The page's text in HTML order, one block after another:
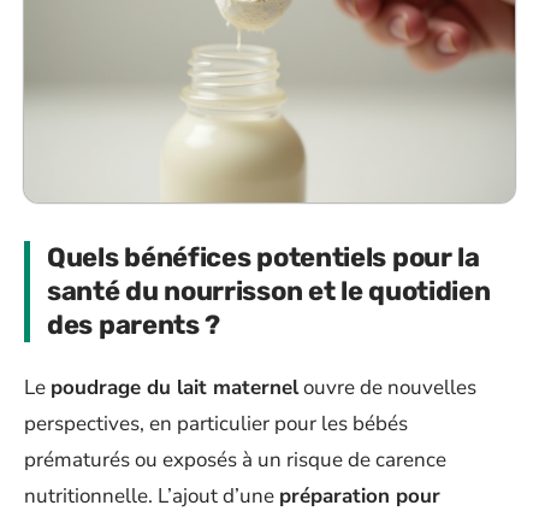
Quels bénéfices potentiels pour la
santé du nourrisson et le quotidien
des parents ?
Le poudrage du lait maternelouvre de nouvelles
perspectives, en particulier pour les bébés
prématurés ou exposés à un risque de carence
nutritionnelle. L’ajout d’une préparation pour